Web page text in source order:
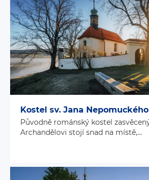
Kostel sv. Jana
Původně románský kostel
Archandělovi stojí snad na místě,...